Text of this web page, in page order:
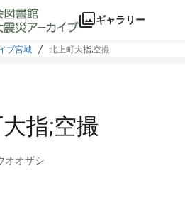
ギャラリー
ブ宮城 北上町大指;空撮
指;空撮
オオザシ